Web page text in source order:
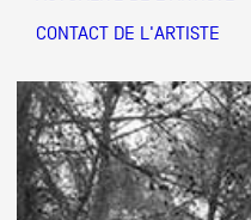
CONTACT DE L'ARTISTE
→ PDF